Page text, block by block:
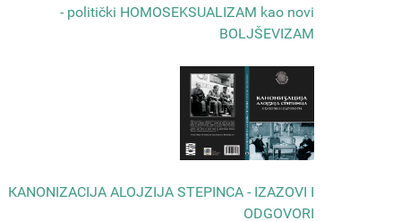
- politički HOMOSEKSUALIZAM kao novi
BOLJŠEVIZAM
КANONIZACIJA ALOJZIJA STEPINCA - IZAZOVI I
ODGOVORI